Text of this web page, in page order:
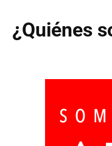
¿Quiénes